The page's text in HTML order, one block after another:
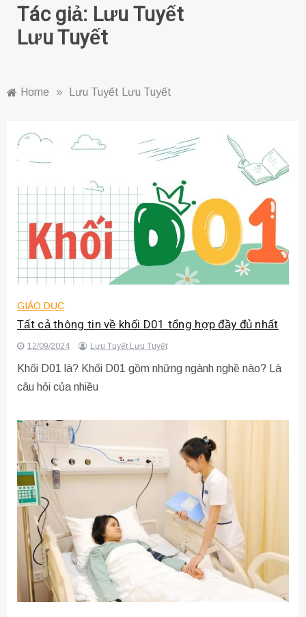
Tác giả: Lưu Tuyết
Lưu Tuyết
Home » Lưu Tuyết Lưu Tuyết
GIÁO DỤC
Tất cả thông tin về khối D01 tổng hợp đầy đủ nhất
12/09/2024 Lưu Tuyết Lưu Tuyết
Khối D01 là? Khối D01 gồm những ngành nghề nào? Là
câu hỏi của nhiều